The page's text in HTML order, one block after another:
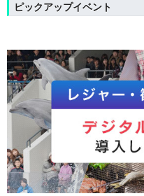
ピックアップイベント